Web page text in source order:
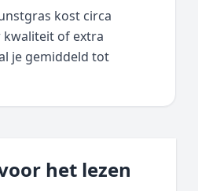
kost circa
kwaliteit of extra
je gemiddeld tot
het lezen